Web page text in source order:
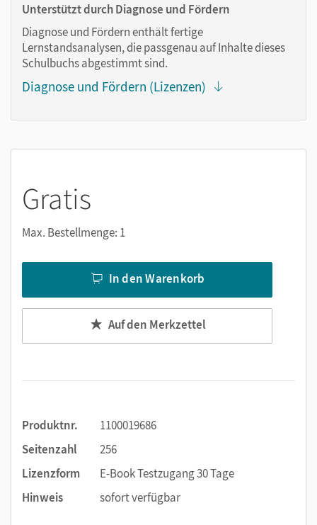
im Text suchen
zoomen
Die Medien sind wichtige Bestandteile dieses E-Books. Sie
sind seitengenau platziert, damit Sie und Ihre Schüler/-innen
gestalten Sie das Lehren und Lernen zeitsparend und
Medien in diesem E-Book:
Audios
Unterstützt durch Diagnose und Fördern
Diagnose und Fördern enthält fertige
Lernstandsanalysen, die passgenau auf Inhalte dieses
Schulbuchs abgestimmt sind.
Diagnose und Fördern (Lizenzen)
Gratis
Max. Bestellmenge: 1
In den Warenkorb
Auf den Merkzettel
Produktnr.
1100019686
Seitenzahl
256
Lizenzform
E-Book Testzugang 30 Tage
Hinweis
sofort verfügbar